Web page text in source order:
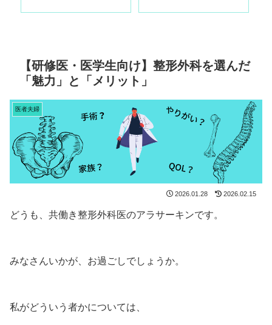
【研修医・医学生向け】整形外科を選んだ
「魅力」と「メリット」
医者夫婦
2026.01.28 2026.02.15
どうも、共働き整形外科医のアラサーキンです。
みなさんいかが、お過ごしでしょうか。
私がどういう者かについては、